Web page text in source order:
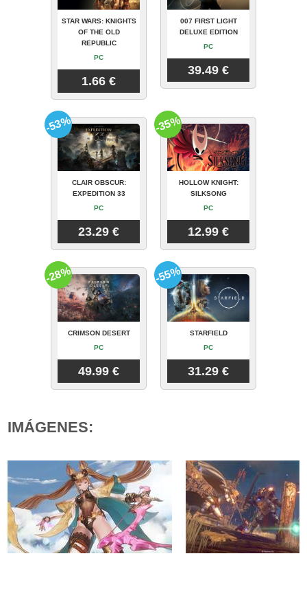
STAR WARS: KNIGHTS
OF THE OLD
REPUBLIC
PC
1.66 €
007 FIRST LIGHT
DELUXE EDITION
PC
39.49 €
CLAIR OBSCUR:
EXPEDITION 33
PC
23.29 €
-53%
HOLLOW KNIGHT:
SILKSONG
PC
12.99 €
-35%
CRIMSON DESERT
PC
49.99 €
-28%
STARFIELD
PC
31.29 €
-55%
IMÁGENES: